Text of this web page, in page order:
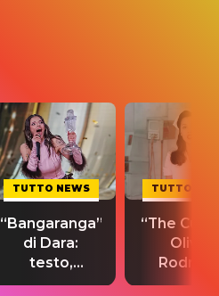
TUTTO NEWS
“Bangaranga”
di Dara:
testo,
traduzione e
TUTTO
“The
Olivia
testo,